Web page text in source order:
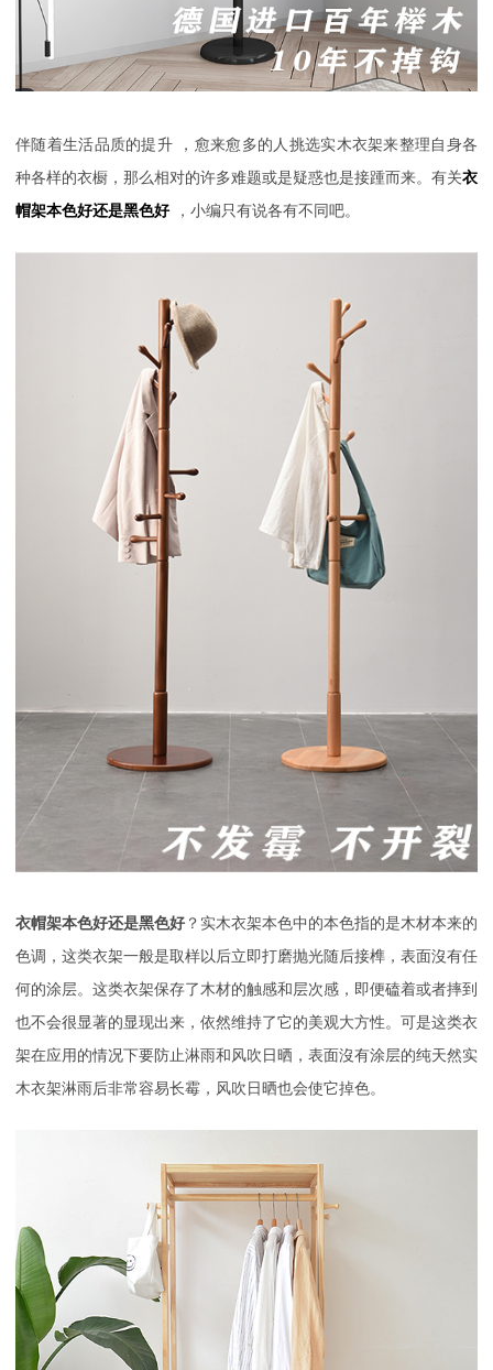
伴随着生活品质的提升
，愈来愈多的人挑选实木衣架来整理自身各
种各样的衣橱，那么相对的许多难题或是疑惑也是接踵而来。有关衣
帽架本色好还是黑色好
， 小编只有说各有不同吧。
衣帽架本色好还是黑色好 ？实木衣架本色中的本色指的是木材本来的
色调，这类衣架一般是取样以后立即打磨抛光随后接榫，表面沒有任
何的涂层。这类衣架保存了木材的触感和层次感，即便磕着或者摔到
也不会很显著的显现出来，依然维持了它的美观大方性。可是这类衣
架在应用的情况下要防止淋雨和风吹日晒，表面沒有涂层的纯天然实
木衣架淋雨后非常容易长霉，风吹日晒也会使它掉色。